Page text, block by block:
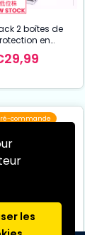
les
2 boîtes de
en
acrylique pour
PS4/Blu-
commande
présentoir
para